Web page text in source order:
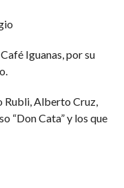
Iguanas, por su
Rubli, Alberto Cruz,
“Don Cata” y los que